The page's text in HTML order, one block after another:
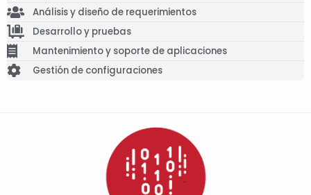
Análisis y diseño de requerimientos
Desarrollo y pruebas
Mantenimiento y soporte de aplicaciones
Gestión de configuraciones